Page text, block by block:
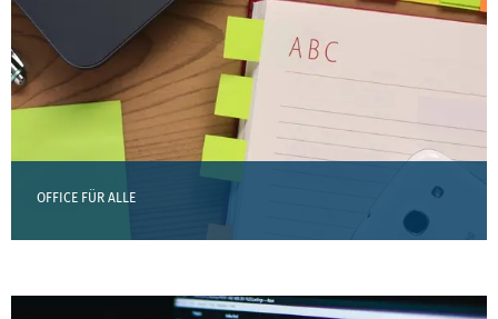
OFFICE FÜR ALLE